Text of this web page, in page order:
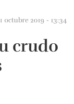
octubre 2019 - 13:34
crudo